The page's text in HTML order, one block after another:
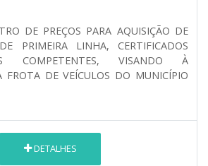
DE PREÇOS PARA AQUISIÇÃO DE
PRIMEIRA LINHA, CERTIFICADOS
COMPETENTES, VISANDO À
FROTA DE VEÍCULOS DO MUNICÍPIO
DETALHES